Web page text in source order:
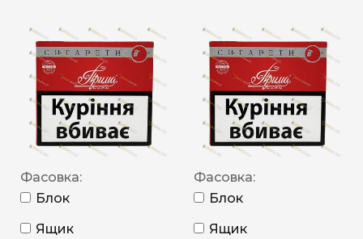
Фасовка:
Блок
Ящик
Фасовка:
Блок
Ящик